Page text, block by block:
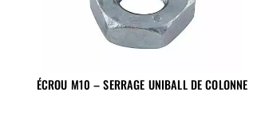
ÉCROU M10 – SERRAGE UNIBALL DE COLONNE